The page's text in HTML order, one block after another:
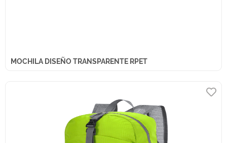
MOCHILA DISEÑO TRANSPARENTE RPET